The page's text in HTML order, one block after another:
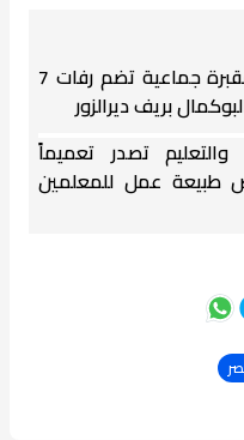
العثور على مقبرة جماعية تضم رفات 7
بريف ديرالزور
والتعليم تصدر تعميماً
طبيعة عمل للمعلمين